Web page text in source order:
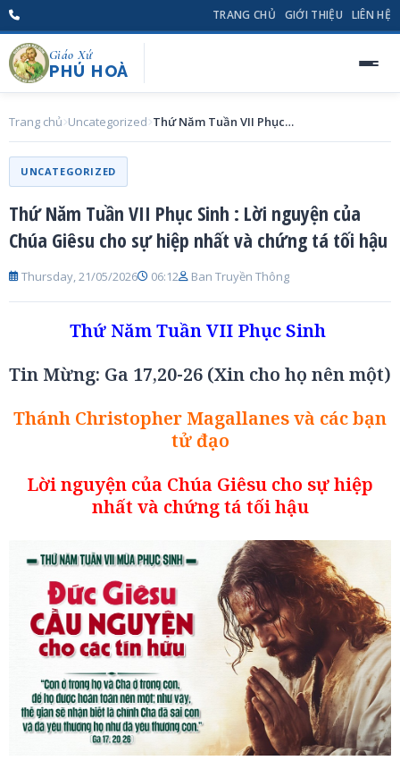
TRANG CHỦ GIỚI THIỆU LIÊN HỆ
Giáo Xứ
PHÚ HOÀ
Trang chủ Uncategorized Thứ Năm Tuần VII Phục Sinh : Lời nguyện của Chúa Giêsu cho sự hiệp nhất và chứng tá tối hậu
UNCATEGORIZED
Thứ Năm Tuần VII Phục Sinh : Lời nguyện của
Chúa Giêsu cho sự hiệp nhất và chứng tá tối hậu
Thursday, 21/05/2026 06:12 Ban Truyền Thông
Thứ Năm Tuần VII Phục Sinh
Tin Mừng: Ga 17,20-26 (Xin cho họ nên một)
Thánh Christopher Magallanes và các bạn
tử đạo
Lời nguyện của Chúa Giêsu cho sự hiệp
nhất và chứng tá tối hậu